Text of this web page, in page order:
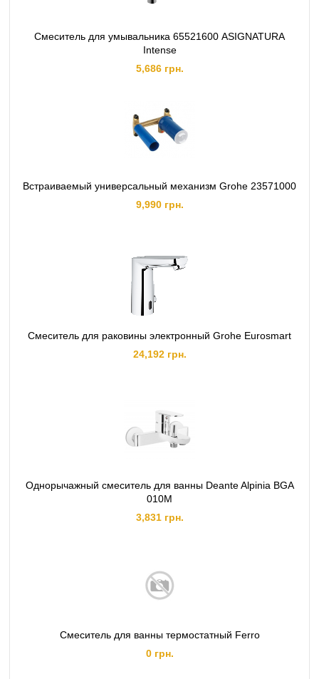
Смеситель для умывальника 65521600 ASIGNATURA
Intense
5,686 грн.
Встраиваемый универсальный механизм Grohe 23571000
9,990 грн.
Смеситель для раковины электронный Grohe Eurosmart
24,192 грн.
Однорычажный смеситель для ванны Deante Alpinia BGA
010M
3,831 грн.
Смеситель для ванны термостатный Ferro
0 грн.